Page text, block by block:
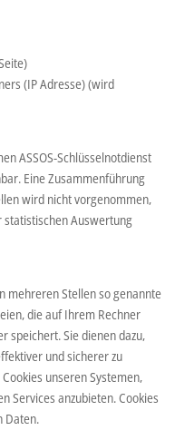
(IP Adresse) (wird
ASSOS-Schlüsselnotdienst
Eine Zusammenführung
wird nicht vorgenommen,
Auswertung
mehreren Stellen so genannte
die auf Ihrem Rechner
speichert. Sie dienen dazu,
und sicherer zu
unseren Systemen,
Services anzubieten. Cookies
Daten.